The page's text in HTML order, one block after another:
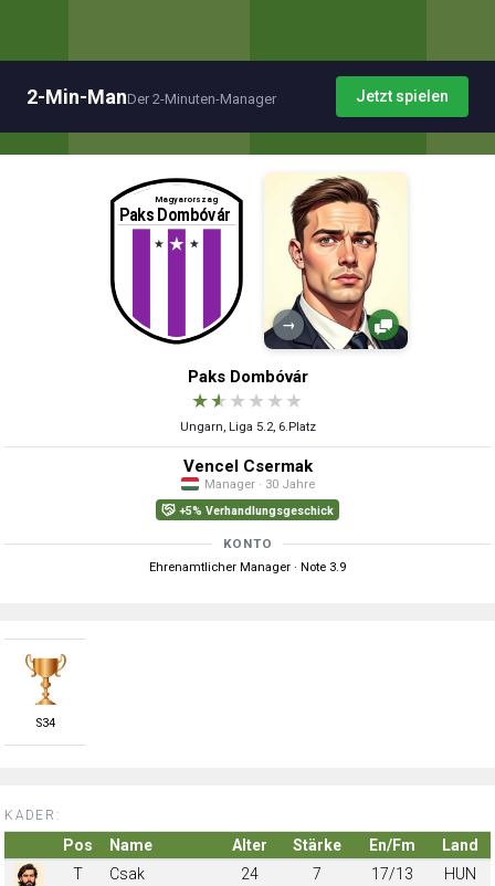
2-Min-ManDer 2-Minuten-Manager Jetzt spielen
→
Paks Dombóvár
★★ ★ ★ ★ ★
Ungarn, Liga 5.2, 6.Platz
Vencel Csermak
Manager · 30 Jahre
+5% Verhandlungsgeschick
KONTO
Ehrenamtlicher Manager · Note 3.9
S34
KADER:
Pos Name Alter Stärke En/Fm
Land
T
Csak 24 7 17/13
HUN